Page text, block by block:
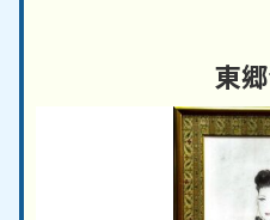
東